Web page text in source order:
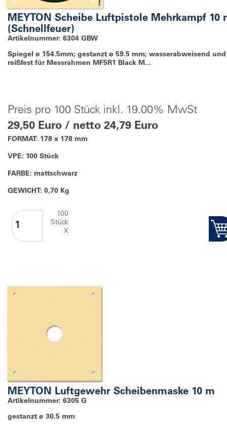
MEYTON Scheibe Luftpistole Mehrkampf 10
(Schnellfeuer)
Artikelnummer: 6304 GBW
Spiegel ø 154.5mm; gestanzt ø 59.5 mm; wasserabweisend und
reißfest für Messrahmen MF5R1 Black M...
Preis pro 100 Stück inkl. 19.00% MwSt
29,50 Euro / netto 24,79 Euro
FORMAT: 178 x 178 mm
VPE: 100 Stück
FARBE: mattschwarz
GEWICHT: 0,70 Kg
100
Stück
X
MEYTON Luftgewehr Scheibenmaske 10 m
Artikelnummer: 6305 G
gestanzt ø 30.5 mm